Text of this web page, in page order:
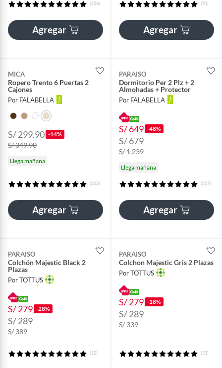
(236)
Agregar
(91)
Agregar
MICA
Ropero Trento 6 Puertas 2
Cajones
Por FALABELLA
S/ 299.90 -14%
S/ 349.90
Llega mañana
(262)
Agregar
PARAISO
Dormitorio Per 2 Plz + 2
Almohadas + Protector
Por FALABELLA
S/ 649 -48%
S/ 679
S/ 1,239
Llega mañana
(217)
Agregar
PARAISO
Colchón Majestic Black 2
Plazas
Por TOTTUS
S/ 279 -28%
S/ 289
S/ 389
(12)
PARAISO
Colchon Majestic Gris 2 Plazas
Por TOTTUS
S/ 279 -18%
S/ 289
S/ 339
(13)